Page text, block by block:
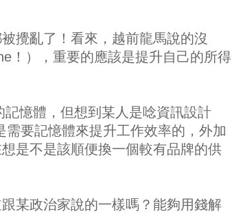
攪亂了！看來，越前龍馬說的沒
！），重要的應該是提升自己的所得
憶體，但想到某人是唸資訊設計
要記憶體來提升工作效率的，外加
是不是該順便換一個較有品牌的供
某政治家說的一樣嗎？能夠用錢解